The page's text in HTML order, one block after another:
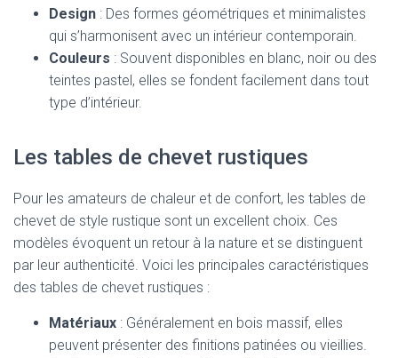
Design : Des formes géométriques et minimalistes
qui s’harmonisent avec un intérieur contemporain.
Couleurs : Souvent disponibles en blanc, noir ou des
teintes pastel, elles se fondent facilement dans tout
type d’intérieur.
Les tables de chevet rustiques
Pour les amateurs de chaleur et de confort, les tables de
chevet de style rustique sont un excellent choix. Ces
modèles évoquent un retour à la nature et se distinguent
par leur authenticité. Voici les principales caractéristiques
des tables de chevet rustiques :
Matériaux : Généralement en bois massif, elles
peuvent présenter des finitions patinées ou vieillies.